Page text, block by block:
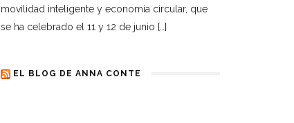
movilidad inteligente y economía circular, que
se ha celebrado el 11 y 12 de junio […]
EL BLOG DE ANNA CONTE